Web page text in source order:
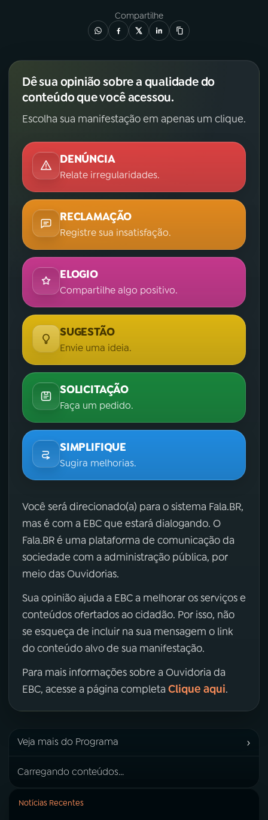
Compartilhe
Dê sua opinião sobre a qualidade do
conteúdo que você acessou.
Escolha sua manifestação em apenas um clique.
DENÚNCIA
Relate irregularidades.
RECLAMAÇÃO
Registre sua insatisfação.
ELOGIO
Compartilhe algo positivo.
SUGESTÃO
Envie uma ideia.
SOLICITAÇÃO
Faça um pedido.
SIMPLIFIQUE
Sugira melhorias.
Você será direcionado(a) para o sistema Fala.BR,
mas é com a EBC que estará dialogando. O
Fala.BR é uma plataforma de comunicação da
sociedade com a administração pública, por
meio das Ouvidorias.
Sua opinião ajuda a EBC a melhorar os serviços e
conteúdos ofertados ao cidadão. Por isso, não
se esqueça de incluir na sua mensagem o link
do conteúdo alvo de sua manifestação.
Para mais informações sobre a Ouvidoria da
EBC, acesse a página completa Clique aqui.
Veja mais do Programa ›
Carregando conteúdos...
Notícias Recentes